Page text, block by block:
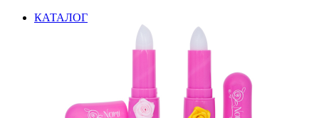
КАТАЛОГ